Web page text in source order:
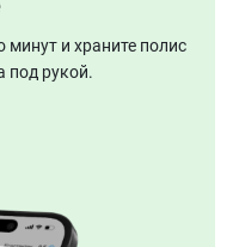
и храните полис
под рукой.